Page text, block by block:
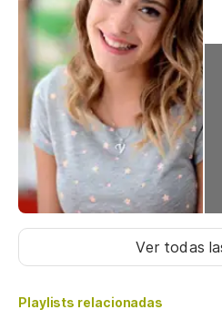
Ver todas
Playlists relacionadas